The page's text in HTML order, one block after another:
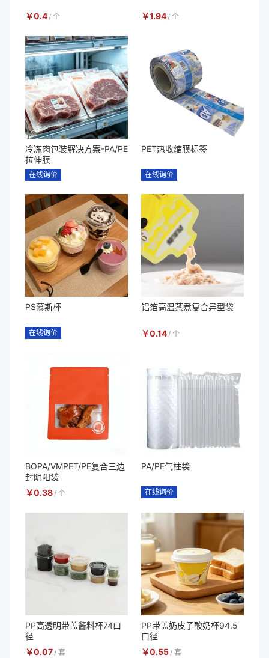
￥0.4 / 个 ￥1.94 / 个
冷冻肉包装解决方案-PA/PE
拉伸膜
在线询价
PET热收缩膜标签
在线询价
PS慕斯杯
在线询价
铝箔高温蒸煮复合异型袋
￥0.14 / 个
BOPA/VMPET/PE复合三边
封阴阳袋
￥0.38 / 个
PA/PE气柱袋
在线询价
PP高透明带盖酱料杯74口
径
￥0.07 / 套
PP带盖奶皮子酸奶杯94.5
口径
￥0.55 / 套